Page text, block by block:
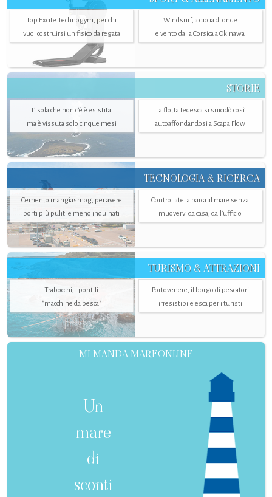
Top Excite Technogym, per chi
vuol costruirsi un fisico da regata
Windsurf, a caccia di onde
e vento dalla Corsica a Okinawa
STORIE
L’isola che non c'è è esistita
ma è vissuta solo cinque mesi
La flotta tedesca si suicidò così
autoaffondandosi a Scapa Flow
TECNOLOGIA & RICERCA
Cemento mangiasmog, per avere
porti più puliti e meno inquinati
Controllate la barca al mare senza
muovervi da casa, dall’ufficio
TURISMO & ATTRAZIONI
Trabocchi, i pontili
"macchine da pesca"
Portovenere, il borgo di pescatori
irresistibile esca per i turisti
MI MANDA MAREONLINE
Un
mare
di
sconti